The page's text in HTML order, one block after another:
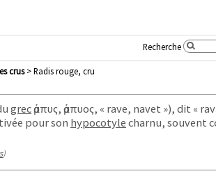
Recherche
crus> Radis rouge, cru
grecῥαπυς, ῥαπυος, « rave, navet »), dit «
pour son hypocotyle charnu, souvent
)